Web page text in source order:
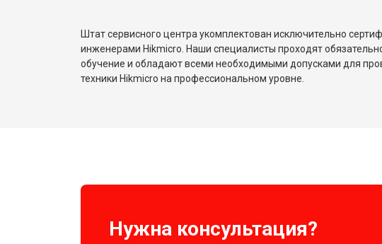
Штат сервисного центра укомплектован исключительно
инженерами Hikmicro. Наши специалисты проходят
обучение и обладают всеми необходимыми допусками для
техники Hikmicro на профессиональном уровне.
Нужна консультация?